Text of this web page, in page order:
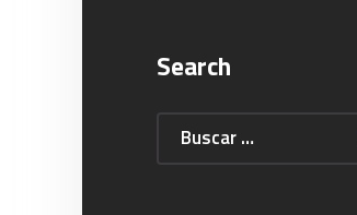
Search
Buscar: